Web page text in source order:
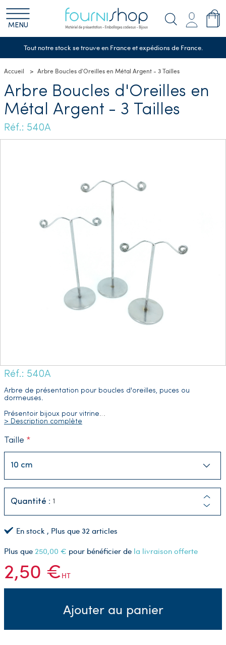
MENU
Tout notre stock se trouve en France et expédions de France.
Accueil Arbre Boucles d'Oreilles en Métal Argent - 3 Tailles
Arbre Boucles d'Oreilles en
Métal Argent - 3 Tailles
Réf.: 540A
Réf.: 540A
Arbre de présentation pour boucles d'oreilles, puces ou
dormeuses.
Présentoir bijoux pour vitrine…
> Description complète
Taille
Quantité :
En stock , Plus que 32 articles
Plus que 250,00 € pour bénéficier de la livraison offerte
2,50 €HT
Ajouter au panier